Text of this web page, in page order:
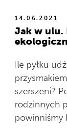
14.06.2021
Jak w ulu.
Ile pyłku
szerszeni?
rodzinnych
powinniśmy